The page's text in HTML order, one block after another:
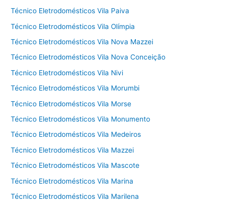
Técnico Eletrodomésticos Vila Paiva
Técnico Eletrodomésticos Vila Olímpia
Técnico Eletrodomésticos Vila Nova Mazzei
Técnico Eletrodomésticos Vila Nova Conceição
Técnico Eletrodomésticos Vila Nivi
Técnico Eletrodomésticos Vila Morumbi
Técnico Eletrodomésticos Vila Morse
Técnico Eletrodomésticos Vila Monumento
Técnico Eletrodomésticos Vila Medeiros
Técnico Eletrodomésticos Vila Mazzei
Técnico Eletrodomésticos Vila Mascote
Técnico Eletrodomésticos Vila Marina
Técnico Eletrodomésticos Vila Marilena